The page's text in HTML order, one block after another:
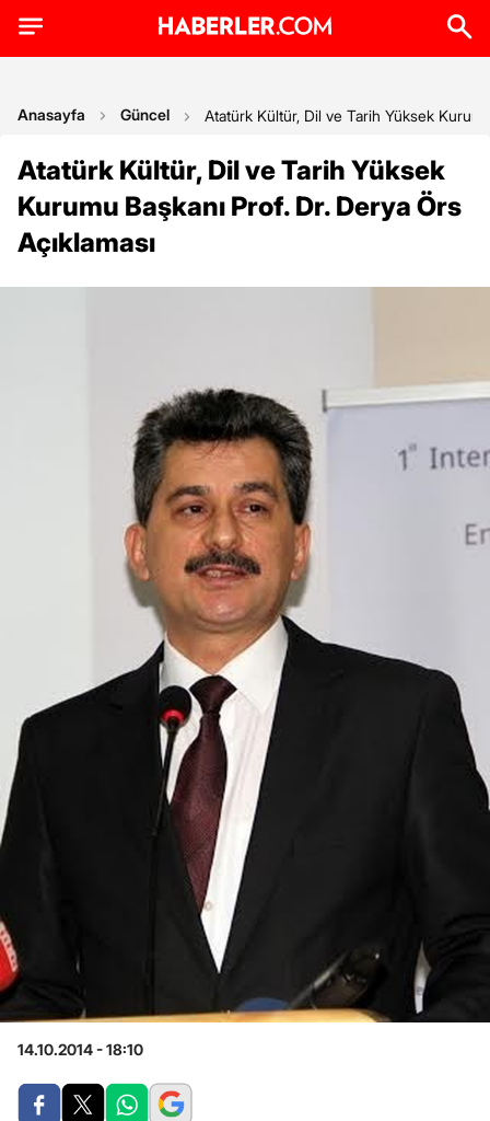
Anasayfa Güncel Atatürk Kültür, Dil ve Tarih Yüksek
Atatürk Kültür, Dil ve Tarih Yüksek
Kurumu Başkanı Prof. Dr. Derya Örs
Açıklaması
14.10.2014 - 18:10